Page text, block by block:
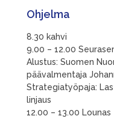
Ohjelma
8.30 kahvi
9.00 – 12.00
Alustus: Suomen
päävalmentaja
Strategiatyöpaja:
linjaus
12.00 – 13.00 Lounas